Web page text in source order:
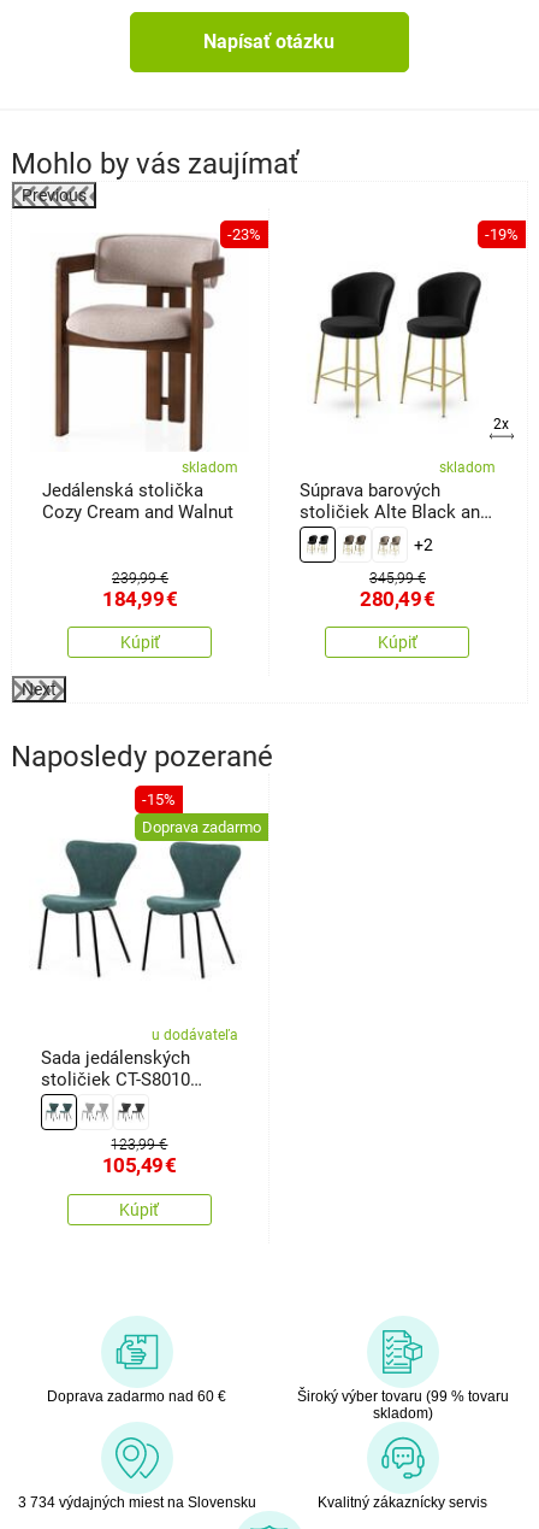
Napísať otázku
Mohlo by vás zaujímať
Previous
-23%
skladom
Jedálenská stolička
Cozy Cream and Walnut
239,99 €
184,99€
Kúpiť
-19%
2x
skladom
Súprava barových
stoličiek Alte Black and
Gold, 2 ks
+2
345,99 €
280,49€
Kúpiť
Next
Naposledy pozerané
-15%
Doprava zadarmo
u dodávateľa
Sada jedálenských
stoličiek CT-S8010
BLUE2, 2 ks
123,99 €
105,49€
Kúpiť
Doprava zadarmo nad 60 €
Široký výber tovaru (99 % tovaru
skladom)
3 734 výdajných miest na Slovensku Kvalitný zákaznícky servis